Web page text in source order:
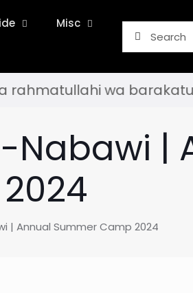
Misc
wa barakatuh! -
Nabawi |
| Annual Summer Camp 2024